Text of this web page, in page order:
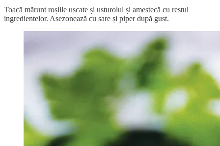
Toacă mărunt roșiile uscate și usturoiul și amestecă cu restul
ingredientelor. Asezonează cu sare și piper după gust.